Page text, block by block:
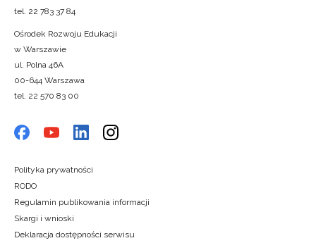
tel. 22 783 37 84
Ośrodek Rozwoju Edukacji
w Warszawie
ul. Polna 46A
00-644 Warszawa
tel. 22 570 83 00
Polityka prywatności
RODO
Regulamin publikowania informacji
Skargi i wnioski
Deklaracja dostępności serwisu